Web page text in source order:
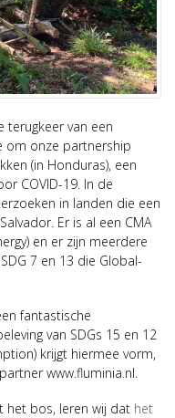
terugkeer van een
om onze partnership
(in Honduras), een
COVID-19. In de
in landen die een
Er is al een CMA
en er zijn meerdere
7 en 13 die Global-
fantastische
van SDGs 15 en 12
krijgt hiermee vorm,
www.fluminia.nl.
het bos, leren wij dat het